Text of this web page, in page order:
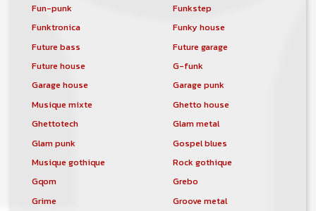
Fun-punk
Funkstep
Funktronica
Funky house
Future bass
Future garage
Future house
G-funk
Garage house
Garage punk
Musique mixte
Ghetto house
Ghettotech
Glam metal
Glam punk
Gospel blues
Musique gothique
Rock gothique
Gqom
Grebo
Grime
Groove metal